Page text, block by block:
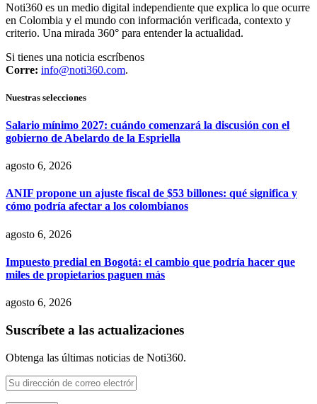
Noti360 es un medio digital independiente que explica lo que ocurre
en Colombia y el mundo con información verificada, contexto y
criterio. Una mirada 360° para entender la actualidad.
Si tienes una noticia escríbenos
Corre: info@noti360.com.
Nuestras selecciones
Salario mínimo 2027: cuándo comenzará la discusión con el
gobierno de Abelardo de la Espriella
agosto 6, 2026
ANIF propone un ajuste fiscal de $53 billones: qué significa y
cómo podría afectar a los colombianos
agosto 6, 2026
Impuesto predial en Bogotá: el cambio que podría hacer que
miles de propietarios paguen más
agosto 6, 2026
Suscríbete a las actualizaciones
Obtenga las últimas noticias de Noti360.